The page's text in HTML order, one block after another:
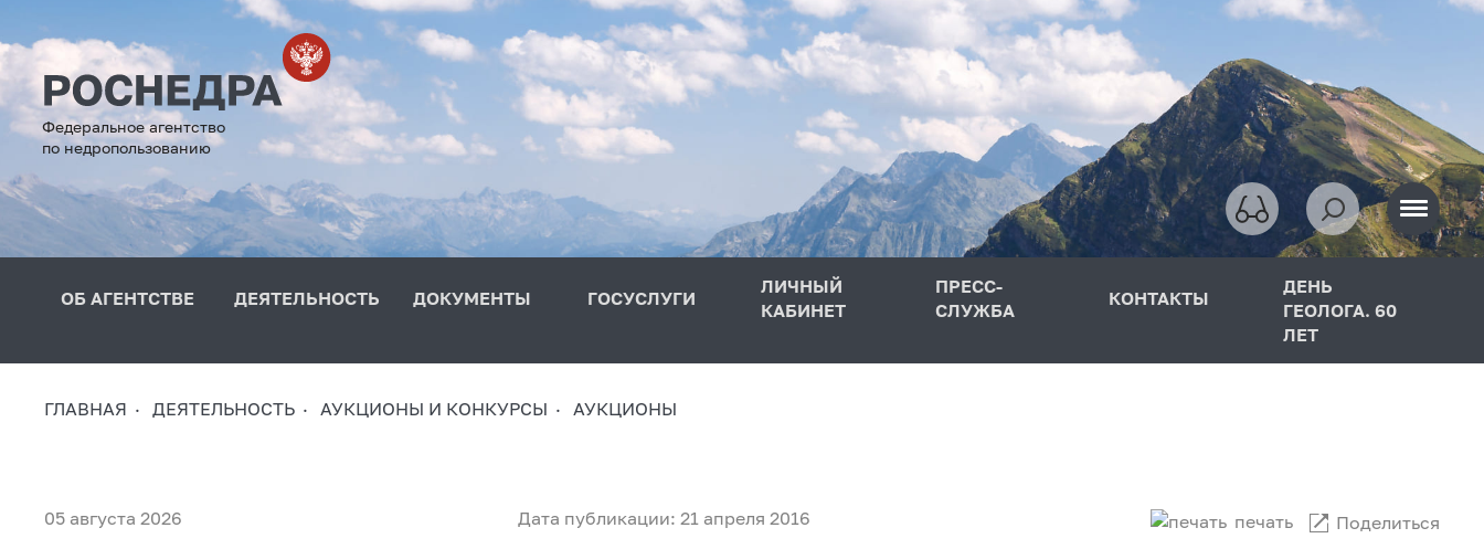
Федеральное агентство
по недропользованию
ОБ АГЕНТСТВЕ ДЕЯТЕЛЬНОСТЬ ДОКУМЕНТЫ ГОСУСЛУГИ
ЛИЧНЫЙ
КАБИНЕТ
ПРЕСС-
СЛУЖБА
КОНТАКТЫ
ДЕНЬ
ГЕОЛОГА. 60
ЛЕТ
ГЛАВНАЯ ДЕЯТЕЛЬНОСТЬ АУКЦИОНЫ И КОНКУРСЫ АУКЦИОНЫ
05 августа 2026
Дата публикации: 21 апреля 2016 печать Поделиться